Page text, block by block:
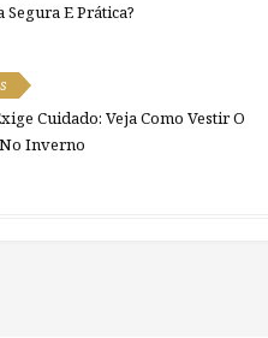
Segura E Prática?
Cuidado: Veja Como Vestir O
Inverno